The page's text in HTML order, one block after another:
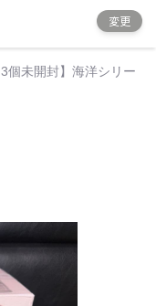
変更
個未開封】海洋シリー